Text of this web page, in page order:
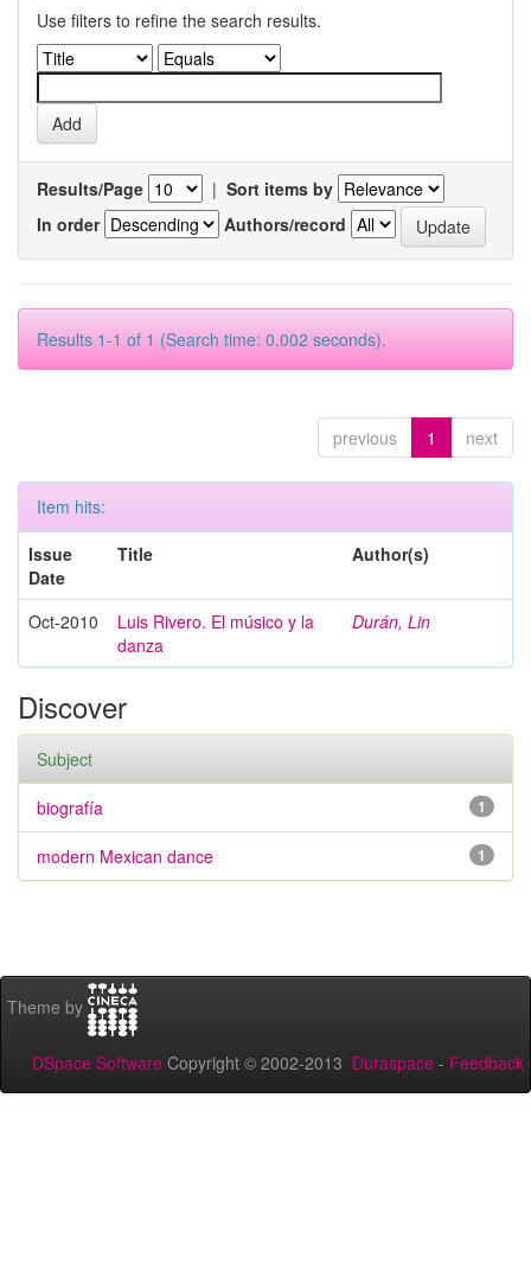
Use filters to refine the search results.
Results/Page | Sort items by
In order
Authors/record
Results 1-1 of 1 (Search time: 0.002 seconds).
previous 1 next
Item hits:
Issue
Date
Title Author(s)
Oct-2010
Luis Rivero. El músico y la
danza
Durán, Lin
Discover
Subject
1
biografía
1
modern Mexican dance
Theme by
DSpace Software Copyright © 2002-2013 Duraspace - Feedback